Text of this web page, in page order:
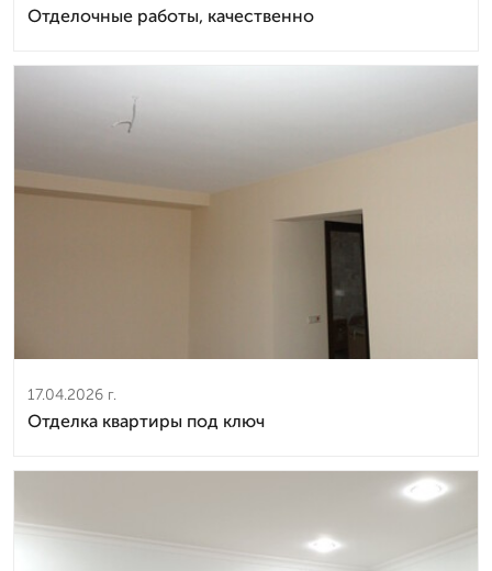
Отделочные работы, качественно
17.04.2026 г.
Отделка квартиры под ключ